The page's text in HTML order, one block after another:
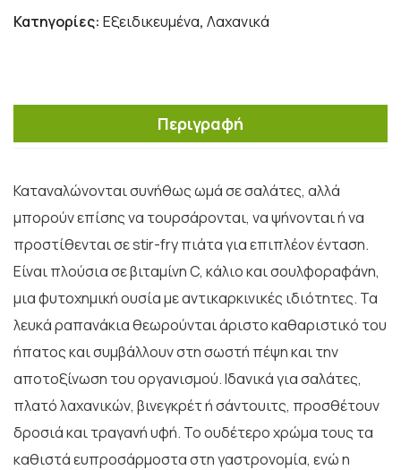
Κατηγορίες: Εξειδικευμένα, Λαχανικά
Περιγραφή
Καταναλώνονται συνήθως ωμά σε σαλάτες, αλλά
μπορούν επίσης να τουρσάρονται, να ψήνονται ή να
προστίθενται σε stir-fry πιάτα για επιπλέον ένταση.
Είναι πλούσια σε βιταμίνη C, κάλιο και σουλφοραφάνη,
μια φυτοχημική ουσία με αντικαρκινικές ιδιότητες. Τα
λευκά ραπανάκια θεωρούνται άριστο καθαριστικό του
ήπατος και συμβάλλουν στη σωστή πέψη και την
αποτοξίνωση του οργανισμού. Ιδανικά για σαλάτες,
πλατό λαχανικών, βινεγκρέτ ή σάντουιτς, προσθέτουν
δροσιά και τραγανή υφή. Το ουδέτερο χρώμα τους τα
καθιστά ευπροσάρμοστα στη γαστρονομία, ενώ η